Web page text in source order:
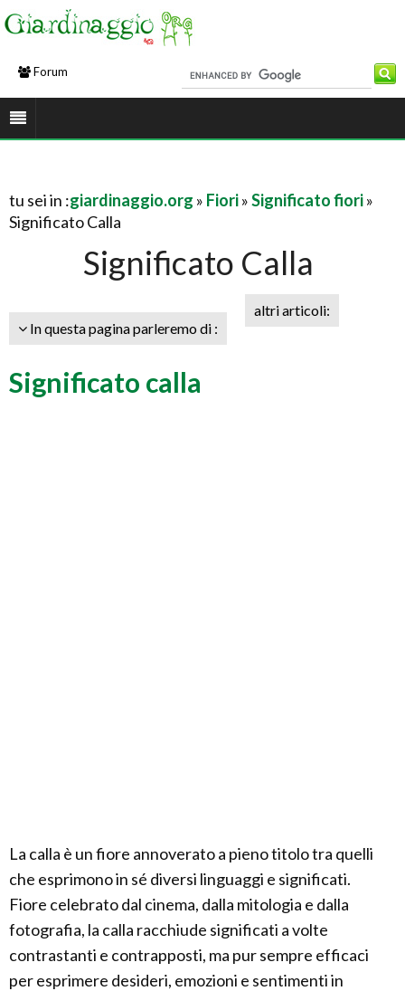
Forum
tu sei in :giardinaggio.org » Fiori»Significato fiori»
Significato Calla
Significato Calla
In questa pagina parleremo di :
altri articoli:
Significato calla
La calla è un fiore annoverato a pieno titolo tra quelli
che esprimono in sé diversi linguaggi e significati.
Fiore celebrato dal cinema, dalla mitologia e dalla
fotografia, la calla racchiude significati a volte
contrastanti e contrapposti, ma pur sempre efficaci
per esprimere desideri, emozioni e sentimenti in